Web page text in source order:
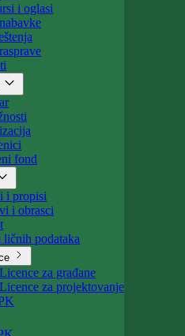
i oglasi
fond
i propisi
i obrasci
ličnih podataka
Licence za projektovanje